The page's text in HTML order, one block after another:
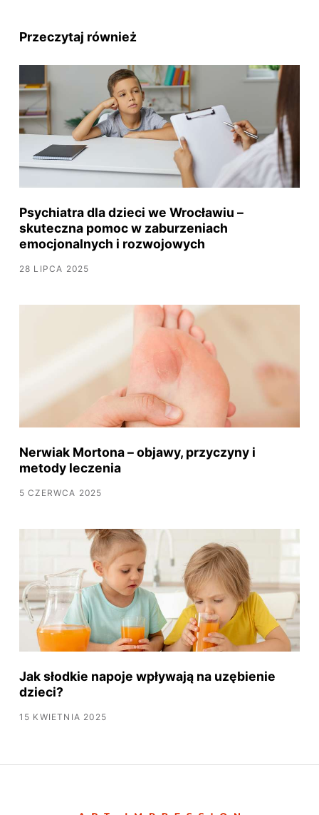
Przeczytaj również
Psychiatra dla dzieci we Wrocławiu –
skuteczna pomoc w zaburzeniach
emocjonalnych i rozwojowych
28 LIPCA 2025
Nerwiak Mortona – objawy, przyczyny i
metody leczenia
5 CZERWCA 2025
Jak słodkie napoje wpływają na uzębienie
dzieci?
15 KWIETNIA 2025